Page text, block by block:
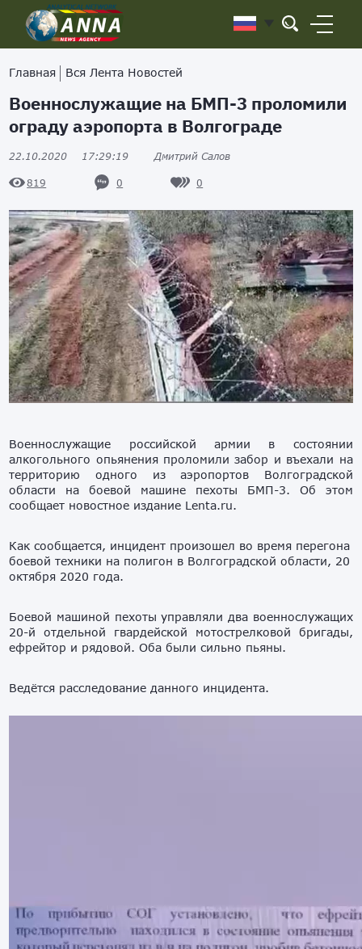
Главная Вся Лента Новостей
Военнослужащие на БМП-3 проломили
ограду аэропорта в Волгограде
22.10.2020 17:29:19 Дмитрий Салов
819 0 0
Военнослужащие российской армии в состоянии
алкогольного опьянения проломили забор и въехали на
территорию одного из аэропортов Волгоградской
области на боевой машине пехоты БМП-3. Об этом
сообщает новостное издание Lenta.ru.
Как сообщается, инцидент произошел во время перегона
боевой техники на полигон в Волгоградской области, 20
октября 2020 года.
Боевой машиной пехоты управляли два военнослужащих
20-й отдельной гвардейской мотострелковой бригады,
ефрейтор и рядовой. Оба были сильно пьяны.
Ведётся расследование данного инцидента.